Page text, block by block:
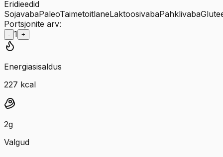
Eridieedid
SojavabaPaleoTaimetoitlaneLaktoosivabaPähklivaba
Portsjonite arv:
- 1 +
Energiasisaldus
227 kcal
2g
Valgud